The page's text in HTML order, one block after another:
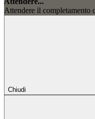
Attendere il completamento
Chiudi